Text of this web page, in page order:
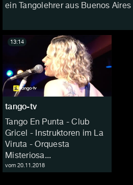
ein Tangolehrer aus Buenos Aires
tango-tv
Tango En Punta - Club
Gricel - Instruktoren im La
Viruta - Orquesta
Misteriosa...
vom 20.11.2018
13:14